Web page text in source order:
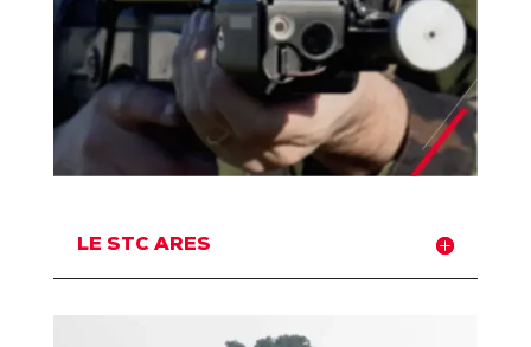
LE STC ARES